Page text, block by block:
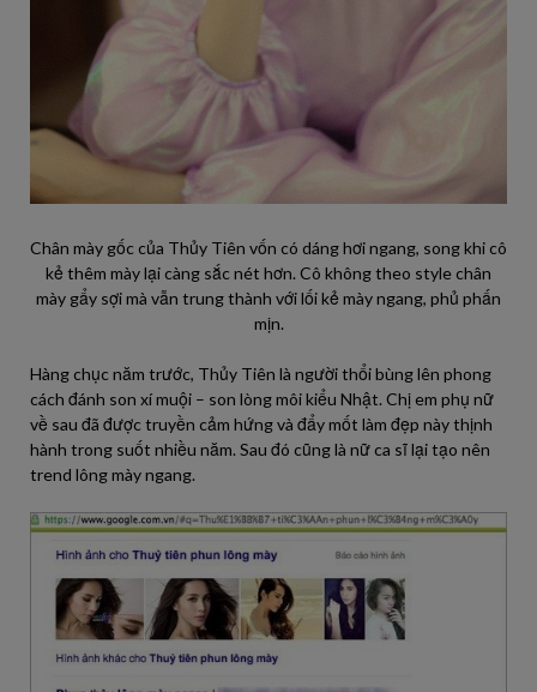
Chân mày gốc của Thủy Tiên vốn có dáng hơi ngang, song khi cô
kẻ thêm mày lại càng sắc nét hơn. Cô không theo style chân
mày gẩy sợi mà vẫn trung thành với lối kẻ mày ngang, phủ phấn
mịn.
Hàng chục năm trước, Thủy Tiên là người thổi bùng lên phong
cách đánh son xí muội – son lòng môi kiểu Nhật. Chị em phụ nữ
về sau đã được truyền cảm hứng và đẩy mốt làm đẹp này thịnh
hành trong suốt nhiều năm. Sau đó cũng là nữ ca sĩ lại tạo nên
trend lông mày ngang.